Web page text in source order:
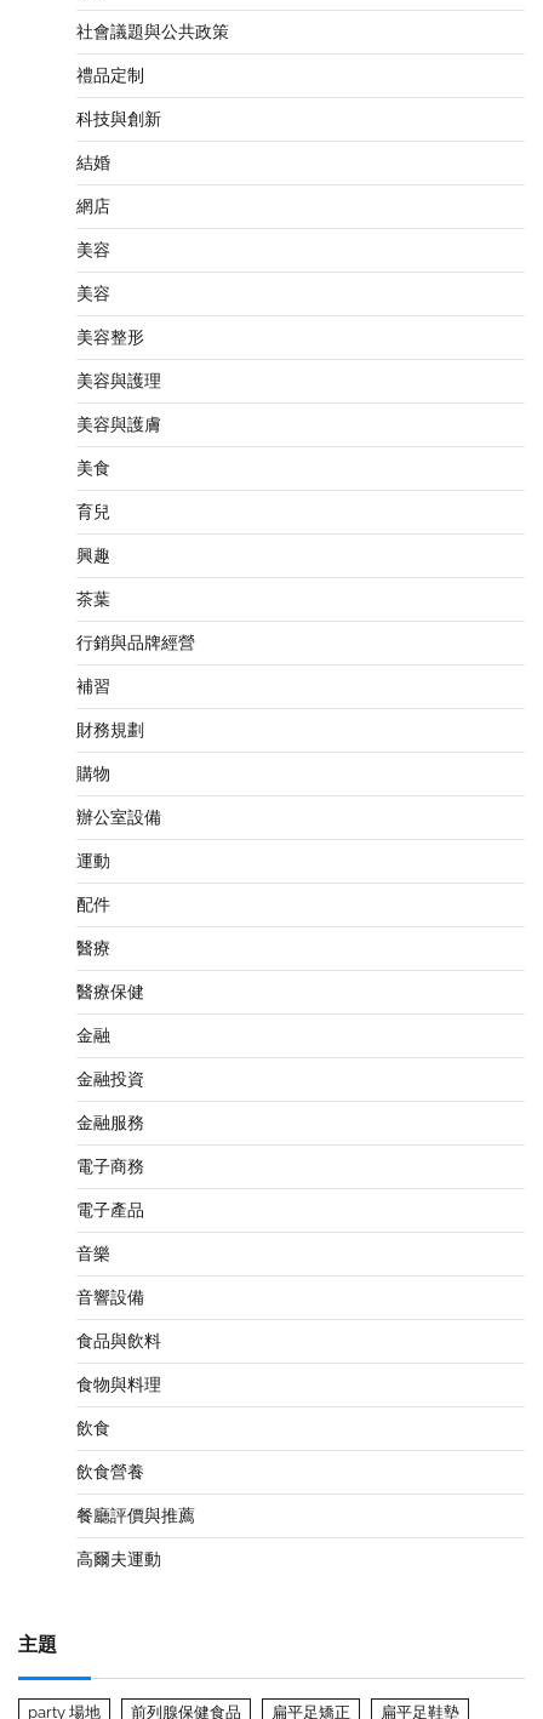
社會議題與公共政策
禮品定制
科技與創新
結婚
網店
美容
美容
美容整形
美容與護理
美容與護膚
美食
育兒
興趣
茶葉
行銷與品牌經營
補習
財務規劃
購物
辦公室設備
運動
配件
醫療
醫療保健
金融
金融投資
金融服務
電子商務
電子產品
音樂
音響設備
食品與飲料
食物與料理
飲食
飲食營養
餐廳評價與推薦
高爾夫運動
主題
party 場地 前列腺保健食品 扁平足矯正 扁平足鞋墊